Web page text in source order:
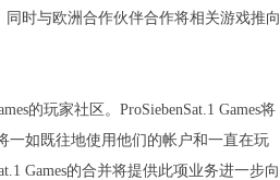
时与欧洲合作伙伴合作将相关游戏推向
的玩家社区。ProSiebenSat.1 Games将
一如既往地使用他们的帐户和一直在玩
Games的合并将提供此项业务进一步向